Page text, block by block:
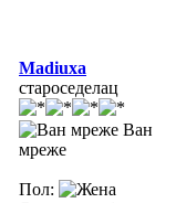
Madiuxa
староседелац
Ван
мреже
Пол: